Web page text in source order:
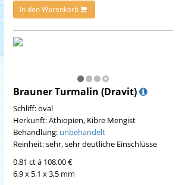
In den Warenkorb
Brauner Turmalin (Dravit)
Schliff: oval
Herkunft: Äthiopien, Kibre Mengist
Behandlung: unbehandelt
Reinheit: sehr, sehr deutliche Einschlüsse
0,81 ct á 108,00 €
6,9 x 5,1 x 3,5 mm